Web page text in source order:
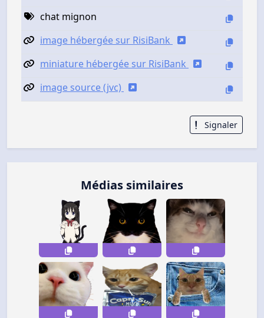
chat mignon
image hébergée sur RisiBank
miniature hébergée sur RisiBank
image source (jvc)
Signaler
Médias similaires